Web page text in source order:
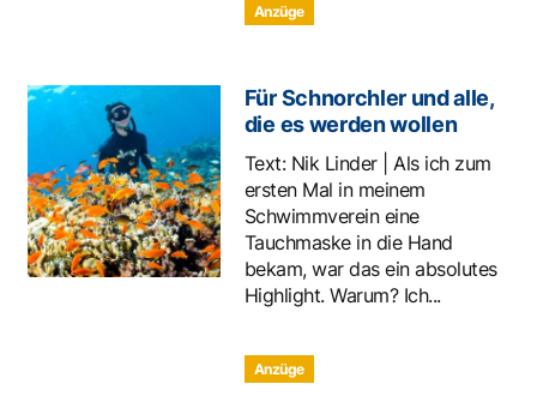
Anzüge
Für Schnorchler und alle,
die es werden wollen
Text: Nik Linder | Als ich zum
ersten Mal in meinem
Schwimmverein eine
Tauchmaske in die Hand
bekam, war das ein absolutes
Highlight. Warum? Ich...
Anzüge